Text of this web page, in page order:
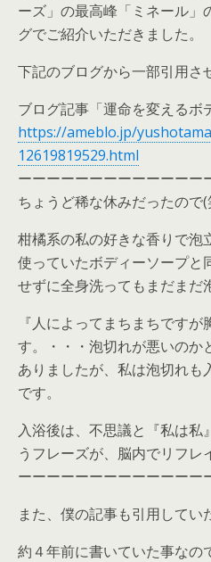
ーズ」の最高峰「ミネール」
グでご紹介いただきました。
下記のブログから一部引用さ
ブログ記事「運命を変えるボ
https://ameblo.jp/
12619819529.html
ーーーーーーーーーーーーー
ちょうど稀な休みだったので(
柑橘系の私の好きな香りで泡
使っていたボディーソープと
せずに全身洗ってもまだまだ
『人によってまちまちです
す。・・・泡切れが悪いのか
ありましたが、私は泡切れも
です。
入浴後は、不思議と『私は私
うフレーズが、脳内でリフレ
ーーーーーーーーーーーーー
また、僕の記事も引用してい
約４年前に書いていた事なの